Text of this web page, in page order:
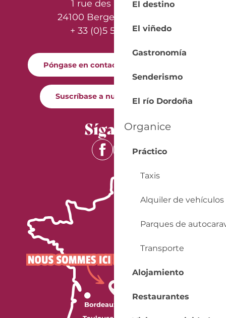
El destino
El viñedo
Gastronomía
Senderismo
El río Dordoña
Organice
Práctico
Taxis
Alquiler de vehículos
Parques de
Transporte
Alojamiento
Restaurantes
1 rue des Récollets
24100 Bergerac - France
+ 33 (0)5 53 57 03 11
Póngase en contacto con nosotros
Suscríbase a nuestro boletín
Síganos